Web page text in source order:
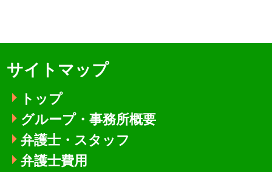
サイトマップ
トップ
グループ・事務所概要
弁護士・スタッフ
弁護士費用